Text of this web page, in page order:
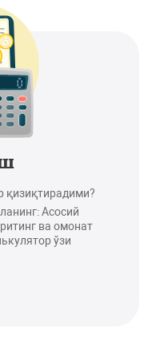
қизиқтирадими?
Асосий
ва омонат
ўзи